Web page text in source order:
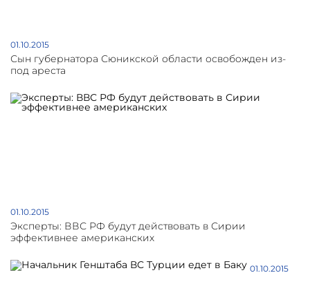
01.10.2015
Сын губернатора Сюникской области освобожден из-
под ареста
01.10.2015
Эксперты: ВВС РФ будут действовать в Сирии
эффективнее американских
01.10.2015